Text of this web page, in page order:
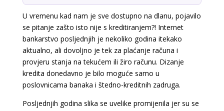
U vremenu kad nam je sve dostupno na dlanu, pojavilo
se pitanje zašto isto nije s kreditiranjem?! Internet
bankarstvo posljednjih je nekoliko godina itekako
aktualno, ali dovoljno je tek za plaćanje računa i
provjeru stanja na tekućem ili žiro računu. Dizanje
kredita donedavno je bilo moguće samo u
poslovnicama banaka i štedno-kreditnih zadruga.
Posljednjih godina slika se uvelike promijenila jer su se